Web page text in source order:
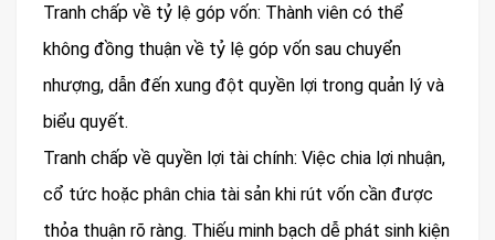
Tranh chấp về tỷ lệ góp vốn: Thành viên có thể
không đồng thuận về tỷ lệ góp vốn sau chuyển
nhượng, dẫn đến xung đột quyền lợi trong quản lý và
biểu quyết.
Tranh chấp về quyền lợi tài chính: Việc chia lợi nhuận,
cổ tức hoặc phân chia tài sản khi rút vốn cần được
thỏa thuận rõ ràng. Thiếu minh bạch dễ phát sinh kiện